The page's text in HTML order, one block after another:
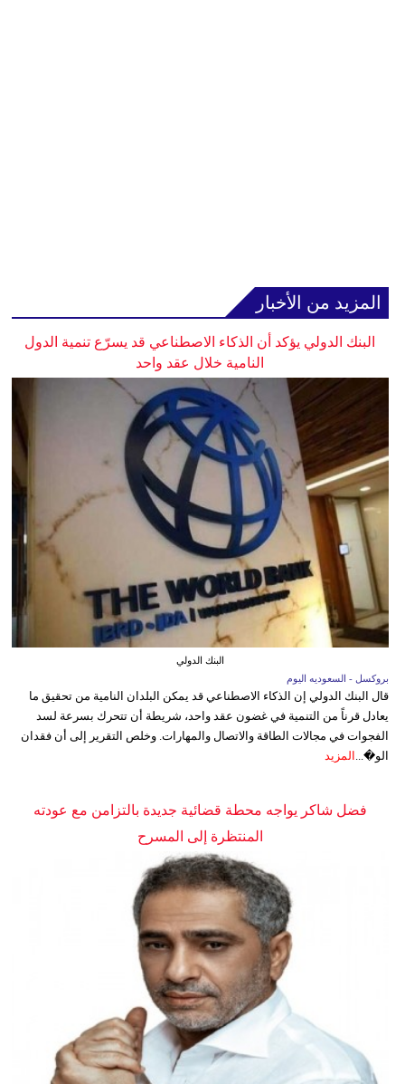
المزيد من الأخبار
البنك الدولي يؤكد أن الذكاء الاصطناعي قد يسرّع تنمية الدول
النامية خلال عقد واحد
البنك الدولي
بروكسل - السعوديه اليوم
قال البنك الدولي إن الذكاء الاصطناعي قد يمكن البلدان النامية من تحقيق ما
يعادل قرناً من التنمية في غضون عقد واحد، شريطة أن تتحرك بسرعة لسد
الفجوات في مجالات الطاقة والاتصال والمهارات. وخلص التقرير إلى أن فقدان
الو�...
المزيد
فضل شاكر يواجه محطة قضائية جديدة بالتزامن مع عودته
المنتظرة إلى المسرح